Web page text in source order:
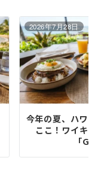
2026年7月28日
今年の夏、ハワ
ここ！ワイキ
「